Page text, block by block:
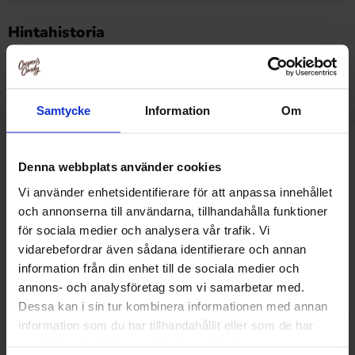
Samtycke Information Om
Denna webbplats använder cookies
Vi använder enhetsidentifierare för att anpassa innehållet
och annonserna till användarna, tillhandahålla funktioner
för sociala medier och analysera vår trafik. Vi
vidarebefordrar även sådana identifierare och annan
information från din enhet till de sociala medier och
annons- och analysföretag som vi samarbetar med.
Dessa kan i sin tur kombinera informationen med annan
information som du har tillhandahållit eller som de har
Hintahistoria
Alin hinta viimeisten 30 päivän aikana on4 EUR (2026-08-
09 )
Muut pitivät
-40%